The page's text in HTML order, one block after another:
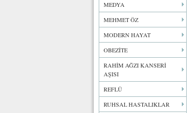
MEDYA
MEHMET ÖZ
MODERN HAYAT
OBEZİTE
RAHİM AĞZI KANSERİ
AŞISI
REFLÜ
RUHSAL HASTALIKLAR